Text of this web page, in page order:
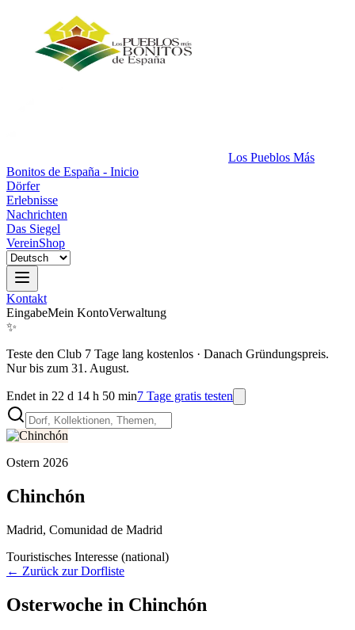
Los Pueblos Más
Bonitos de España - Inicio
Dörfer
Erlebnisse
Nachrichten
Das Siegel
VereinShop
Kontakt
EingabeMein KontoVerwaltung
✨
Teste den Club 7 Tage lang kostenlos · Danach Gründungspreis.
Nur bis zum 31. August.
Endet in 22 d 14 h 50 min7 Tage gratis testen
Ostern 2026
Chinchón
Madrid, Comunidad de Madrid
Touristisches Interesse (national)
← Zurück zur Dorfliste
Osterwoche in Chinchón